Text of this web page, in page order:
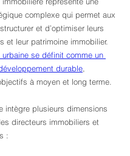
complexe qui permet aux
et d’optimiser leurs
et leur patrimoine immobilier.
urbaine se définit comme un
durable
à moyen et long terme.
intègre plusieurs dimensions
directeurs immobiliers et
: